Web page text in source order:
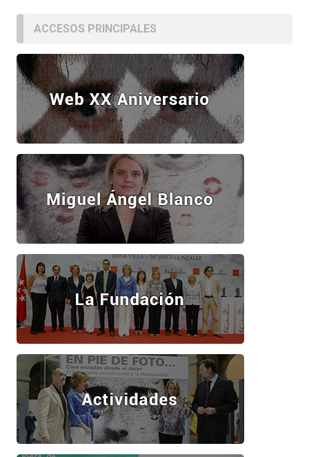
ACCESOS PRINCIPALES